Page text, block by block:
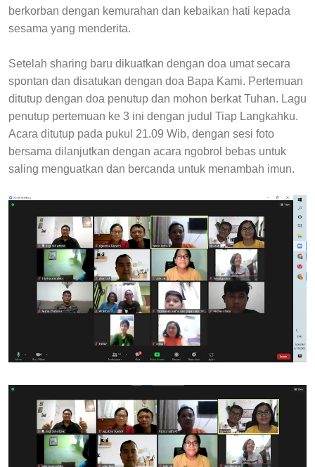
berkorban dengan kemurahan dan kebaikan hati kepada
sesama yang menderita.
Setelah sharing baru dikuatkan dengan doa umat secara
spontan dan disatukan dengan doa Bapa Kami. Pertemuan
ditutup dengan doa penutup dan mohon berkat Tuhan. Lagu
penutup pertemuan ke 3 ini dengan judul Tiap Langkahku.
Acara ditutup pada pukul 21.09 Wib, dengan sesi foto
bersama dilanjutkan dengan acara ngobrol bebas untuk
saling menguatkan dan bercanda untuk menambah imun.